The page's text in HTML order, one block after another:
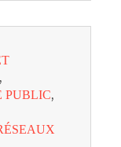
,
PUBLIC,